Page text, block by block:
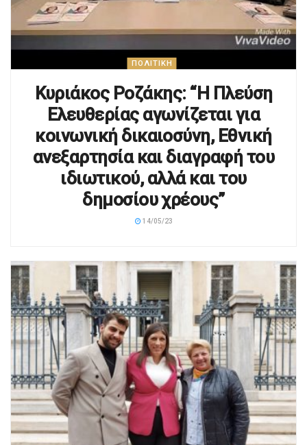
ΠΟΛΙΤΙΚΉ
Κυριάκος Ροζάκης: “Η Πλεύση
Ελευθερίας αγωνίζεται για
κοινωνική δικαιοσύνη, Εθνική
ανεξαρτησία και διαγραφή του
ιδιωτικού, αλλά και του
δημοσίου χρέους”
14/05/23
ΠΟΛΙΤΙΚΉ